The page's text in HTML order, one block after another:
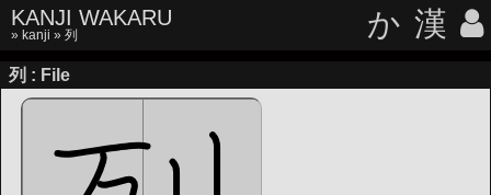
KANJI WAKARU
» kanji » 列 か 漢
列 : File